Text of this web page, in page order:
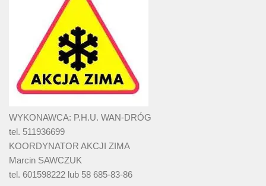
WYKONAWCA: P.H.U. WAN-DRÓG
tel. 511936699
KOORDYNATOR AKCJI ZIMA
Marcin SAWCZUK
tel. 601598222 lub 58 685-83-86